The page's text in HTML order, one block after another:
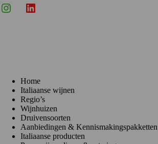
InstagramLinkedIn
Home
Italiaanse wijnen
Regio’s
Wijnhuizen
Druivensoorten
Aanbiedingen & Kennismakingspakketten
Italiaanse producten